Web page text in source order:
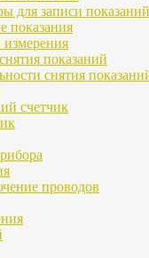
для записи показаний
показания
показаний
снятия
счетчик
проводов